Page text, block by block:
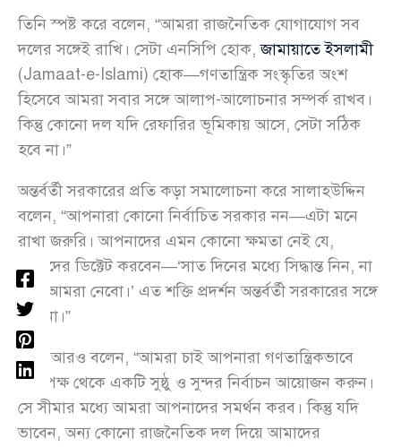
তিনি স্পষ্ট করে বলেন, “আমরা রাজনৈতিক যোগাযোগ সব
দলের সঙ্গেই রাখি। সেটা এনসিপি হোক,জামায়াতে ইসলামী
(Jamaat-e-Islami) হোক—গণতান্ত্রিক সংস্কৃতির অংশ
হিসেবে আমরা সবার সঙ্গে আলাপ-আলোচনার সম্পর্ক রাখব।
কিন্তু কোনো দল যদি রেফারির ভূমিকায় আসে, সেটা সঠিক
হবে না।”
অন্তর্বর্তী সরকারের প্রতি কড়া সমালোচনা করে সালাহউদ্দিন
বলেন, “আপনারা কোনো নির্বাচিত সরকার নন—এটা মনে
রাখা জরুরি। আপনাদের এমন কোনো ক্ষমতা নেই যে,
আমাদের ডিক্টেট করবেন—‘সাত দিনের মধ্যে সিদ্ধান্ত নিন, না
হলে আমরা নেবো।’ এত শক্তি প্রদর্শন অন্তর্বর্তী সরকারের সঙ্গে
যায় না।”
তিনি আরও বলেন, “আমরা চাই আপনারা গণতান্ত্রিকভাবে
নিরপেক্ষ থেকে একটি সুষ্ঠু ও সুন্দর নির্বাচন আয়োজন করুন।
সে সীমার মধ্যে আমরা আপনাদের সমর্থন করব। কিন্তু যদি
ভাবেন, অন্য কোনো রাজনৈতিক দল দিয়ে আমাদের